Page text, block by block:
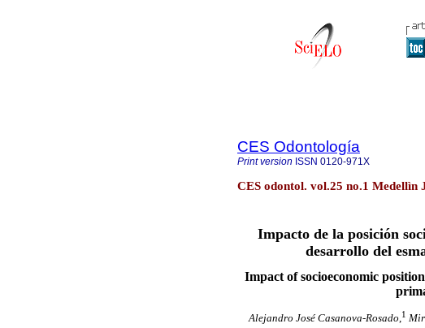
CES Odontología
Print version ISSN 0120-971X
CES odontol. vol.25 no.1 Medellìn
Impacto de la posición
desarrollo del
Impact of socioeconomic
Alejandro José Casanova-Rosado,1